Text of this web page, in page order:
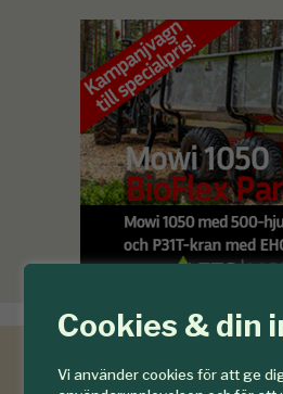
Cookies & din
Vi använder cookies för att ge